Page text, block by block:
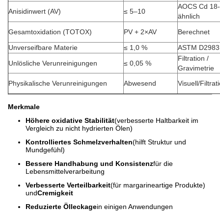
Anisidinwert (AV)
≤ 5–10
AOCS Cd
ähnlich
Gesamtoxidation (TOTOX)
PV + 2×AV
Berechnet
Unverseifbare Materie
≤ 1,0 %
ASTM D2983
Unlösliche Verunreinigungen
≤ 0,05 %
Filtration /
Gravimetrie
Physikalische Verunreinigungen
Abwesend Visuell/
Merkmale
Höhere oxidative Stabilität(verbesserte Haltbarkeit im
Vergleich zu nicht hydrierten Ölen)
Kontrolliertes Schmelzverhalten(hilft Struktur und
Mundgefühl)
Bessere Handhabung und Konsistenzfür die
Lebensmittelverarbeitung
Verbesserte Verteilbarkeit(für margarineartige Produkte)
undCremigkeit
Reduzierte Ölleckagein einigen Anwendungen